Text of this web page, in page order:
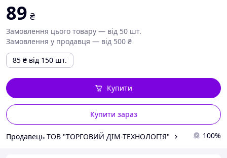
89 ₴
Замовлення цього товару — від 50 шт.
Замовлення у продавця — від 500 ₴
85 ₴ від 150 шт.
Купити зараз
Купити
Продавець ТОВ "ТОРГОВИЙ ДІМ-ТЕХНОЛОГІЯ" 100%